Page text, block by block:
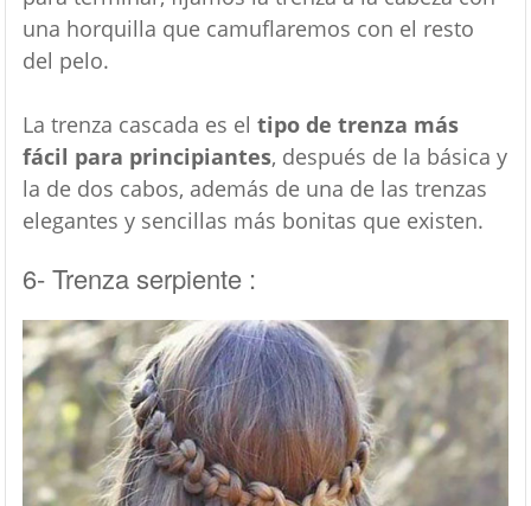
una horquilla que camuflaremos con el resto
del pelo.
La trenza cascada es el tipo de trenza más
fácil para principiantes, después de la básica y
la de dos cabos, además de una de las trenzas
elegantes y sencillas más bonitas que existen.
6- Trenza serpiente :